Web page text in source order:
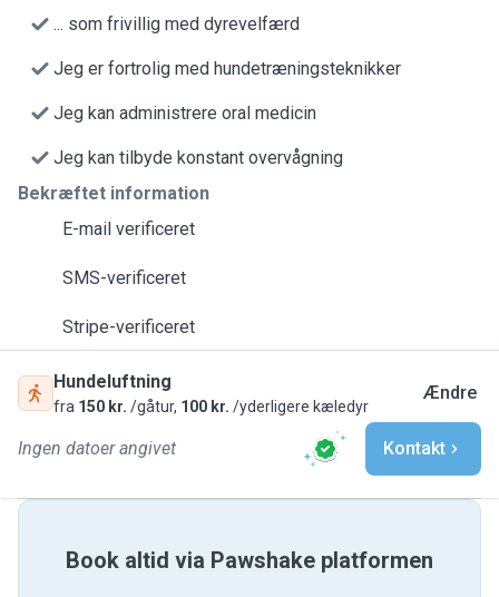
... som frivillig med dyrevelfærd
Jeg er fortrolig med hundetræningsteknikker
Jeg kan administrere oral medicin
Jeg kan tilbyde konstant overvågning
Bekræftet information
E-mail verificeret
SMS-verificeret
Stripe-verificeret
Hundeluftning
fra 150 kr. /gåtur, 100 kr. /yderligere kæledyr
Ændre
Ingen datoer angivet Kontakt
Book altid via Pawshake platformen